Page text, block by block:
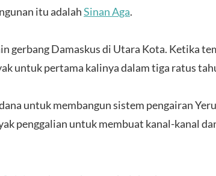
itu adalahSinan Aga.
gerbang Damaskus di Utara Kota. Ketika
untuk pertama kalinya dalam tiga ratus
untuk membangun sistem pengairan
penggalian untuk membuat kanal-kanal